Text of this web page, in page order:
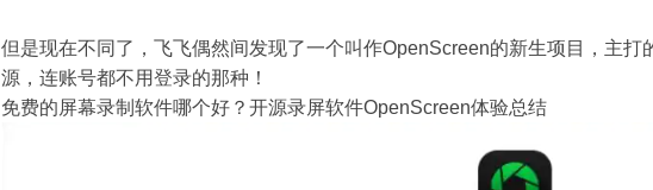
但是现在不同了，飞飞偶然间发现了一个叫作OpenScreen的新生项目，主
源，连账号都不用登录的那种！
免费的屏幕录制软件哪个好？开源录屏软件OpenScreen体验总结